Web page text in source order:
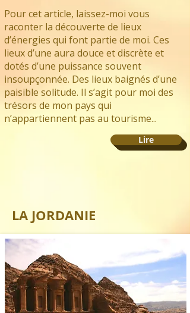
Pour cet article, laissez-moi vous
raconter la découverte de lieux
d’énergies qui font partie de moi. Ces
lieux d’une aura douce et discrète et
dotés d’une puissance souvent
insoupçonnée. Des lieux baignés d’une
paisible solitude. Il s’agit pour moi des
trésors de mon pays qui
n’appartiennent pas au tourisme...
Lire
LA JORDANIE